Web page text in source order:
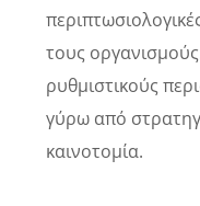
τους
ρυθμιστικούς
γύρω από
καινοτομία.